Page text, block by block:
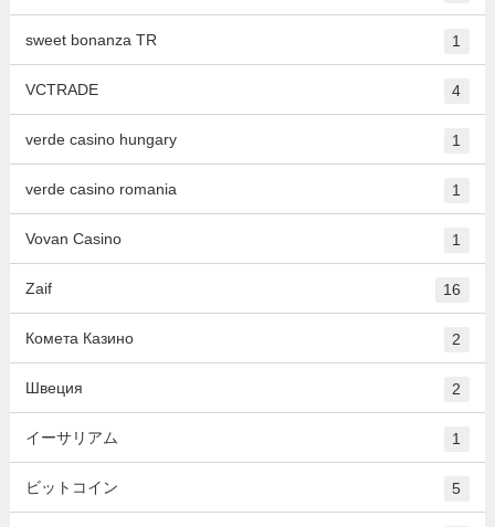
sweet bonanza TR 1
VCTRADE 4
verde casino hungary 1
verde casino romania 1
Vovan Casino 1
Zaif 16
Комета Казино 2
Швеция 2
イーサリアム 1
ビットコイン 5